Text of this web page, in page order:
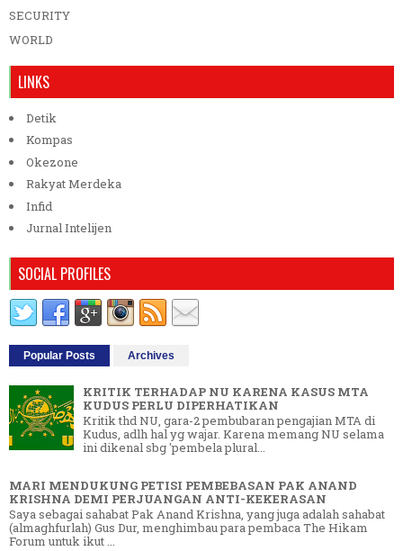
SECURITY
WORLD
LINKS
Detik
Kompas
Okezone
Rakyat Merdeka
Infid
Jurnal Intelijen
SOCIAL PROFILES
Popular Posts Archives
KRITIK TERHADAP NU KARENA KASUS MTA
KUDUS PERLU DIPERHATIKAN
Kritik thd NU, gara-2 pembubaran pengajian MTA di
Kudus, adlh hal yg wajar. Karena memang NU selama
ini dikenal sbg 'pembela plural...
MARI MENDUKUNG PETISI PEMBEBASAN PAK ANAND
KRISHNA DEMI PERJUANGAN ANTI-KEKERASAN
Saya sebagai sahabat Pak Anand Krishna, yang juga adalah sahabat
(almaghfurlah) Gus Dur, menghimbau para pembaca The Hikam
Forum untuk ikut ...